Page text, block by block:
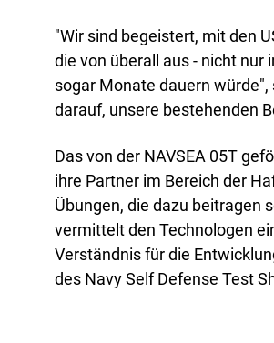
"Wir sind begeistert, mit den
die von überall aus - nicht
sogar Monate dauern würde",
darauf, unsere bestehenden
Das von der NAVSEA 05T
ihre Partner im Bereich der
Übungen, die dazu beitragen
vermittelt den Technologen
Verständnis für die
des Navy Self Defense Test